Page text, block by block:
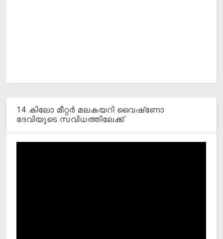
14 കിലോ മീറ്റര്‍ മലകയറി വൈഷ്‌ണോ
ദേവിയുടെ സവിധത്തിലേക്ക്